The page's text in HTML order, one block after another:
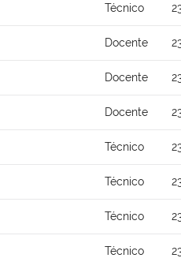
Técnico
Docente
Docente
Docente
Técnico
Técnico
Técnico
Técnico